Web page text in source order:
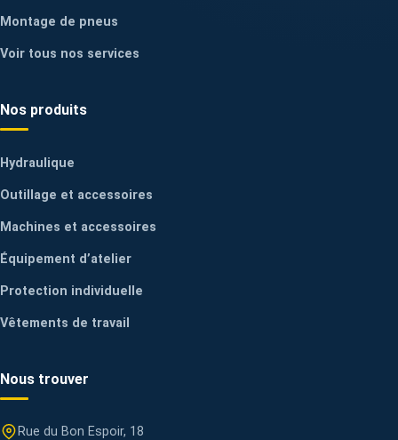
Montage de pneus
Voir tous nos services
Nos produits
Hydraulique
Outillage et accessoires
Machines et accessoires
Équipement d’atelier
Protection individuelle
Vêtements de travail
Nous trouver
Rue du Bon Espoir, 18